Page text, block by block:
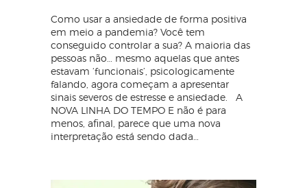
Como usar a ansiedade de forma positiva
em meio a pandemia? Você tem
conseguido controlar a sua? A maioria das
pessoas não… mesmo aquelas que antes
estavam ‘funcionais’, psicologicamente
falando, agora começam a apresentar
sinais severos de estresse e ansiedade. A
NOVA LINHA DO TEMPO E não é para
menos, afinal, parece que uma nova
interpretação está sendo dada…